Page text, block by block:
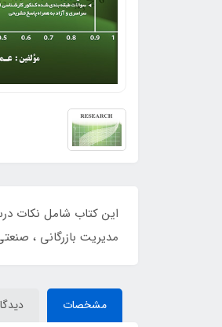
مدیریت بازرگانی ،
مشخصات